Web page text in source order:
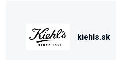
kiehls.sk